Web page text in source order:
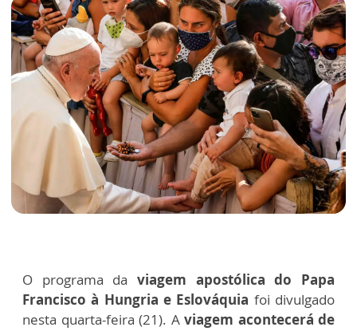
O programa da viagem apostólica do Papa
Francisco à Hungria e Eslováquia foi divulgado
nesta quarta-feira (21). A viagem acontecerá de